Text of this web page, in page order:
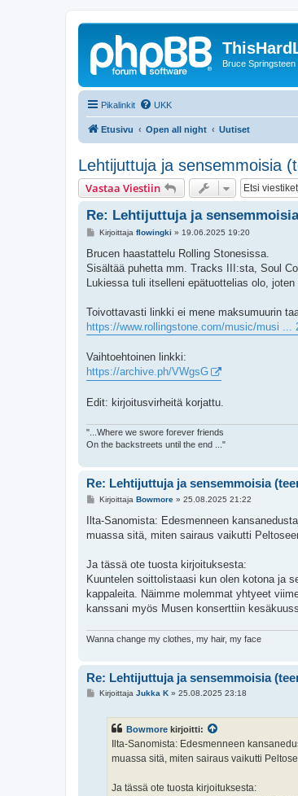
Bruce
Pikalinkit UKK
Etusivu Open all night Uutiset
Lehtijuttuja ja sensemmoisia
Vastaa Viestiin
Re: Lehtijuttuja ja
V
e
t
i
Kirjoittaja flowingki » 19.06.2025 19:20
Brucen haastattelu Rolling Stonesissa.
Sisältää puhetta mm. Tracks III:sta, Soul
Lukiessa tuli itselleni epätuottelias olo,
Toivottavasti linkki ei mene maksumuurin
https://www.rollingstone.com/music/musi ...
Vaihtoehtoinen linkki:
https://archive.ph/VWgsG
Edit: kirjoitusvirheitä korjattu.
"...Where we swore forever friends
On the backstreets until the end ..."
Re: Lehtijuttuja ja sensemmoisia
V
e
t
Kirjoittaja Bowmore» 25.08.2025 21:22
Ilta-Sanomista: Edesmenneen
muassa sitä, miten sairaus vaikutti
Ja tässä ote tuosta kirjoituksesta:
Kuuntelen soittolistaasi kun olen kotona ja
kappaleita. Näimme molemmat yhtyeet
kanssani myös Musen konserttiin
Wanna change my clothes, my hair, my face
Re: Lehtijuttuja ja sensemmoisia
VKirjoittaja Jukka K» 25.08.2025 23:18
Bowmore kirjoitti:
Ilta-Sanomista: Edesmenneen
muassa sitä, miten sairaus vaikutti
Ja tässä ote tuosta kirjoituksesta: